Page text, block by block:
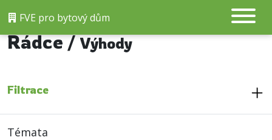
FVE pro bytový dům
Rádce /Výhody
Filtrace
Témata